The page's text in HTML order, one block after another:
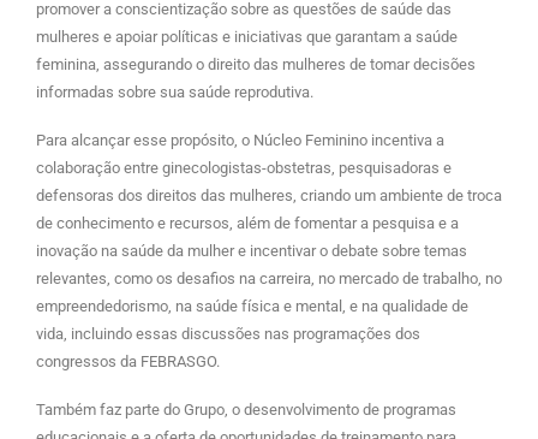
promover a conscientização sobre as questões de saúde das
mulheres e apoiar políticas e iniciativas que garantam a saúde
feminina, assegurando o direito das mulheres de tomar decisões
informadas sobre sua saúde reprodutiva.
Para alcançar esse propósito, o Núcleo Feminino incentiva a
colaboração entre ginecologistas-obstetras, pesquisadoras e
defensoras dos direitos das mulheres, criando um ambiente de troca
de conhecimento e recursos, além de fomentar a pesquisa e a
inovação na saúde da mulher e incentivar o debate sobre temas
relevantes, como os desafios na carreira, no mercado de trabalho, no
empreendedorismo, na saúde física e mental, e na qualidade de
vida, incluindo essas discussões nas programações dos
congressos da FEBRASGO.
Também faz parte do Grupo, o desenvolvimento de programas